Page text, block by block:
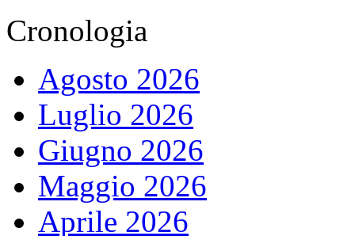
Cronologia
Agosto 2026
Luglio 2026
Giugno 2026
Maggio 2026
Aprile 2026